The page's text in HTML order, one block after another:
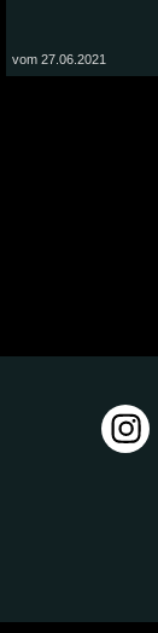
vom 27.06.2021